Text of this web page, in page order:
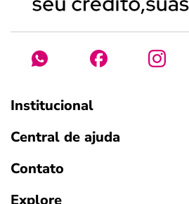
Institucional
Central de ajuda
Contato